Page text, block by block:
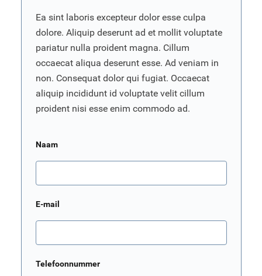
Ea sint laboris excepteur dolor esse culpa
dolore. Aliquip deserunt ad et mollit voluptate
pariatur nulla proident magna. Cillum
occaecat aliqua deserunt esse. Ad veniam in
non. Consequat dolor qui fugiat. Occaecat
aliquip incididunt id voluptate velit cillum
proident nisi esse enim commodo ad.
Naam
E-mail
Telefoonnummer